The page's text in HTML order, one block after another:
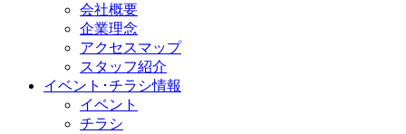
会社概要
企業理念
アクセスマップ
スタッフ紹介
イベント･チラシ情報
イベント
チラシ